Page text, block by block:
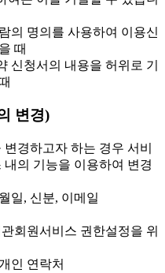
의 명의를 사용하여 이용신
때
신청서의 내용을 허위로 기
변경)
경하고자 하는 경우 서비
의 기능을 이용하여 변경
일, 신분, 이메일
회원서비스 권한설정을 위
인 연락처